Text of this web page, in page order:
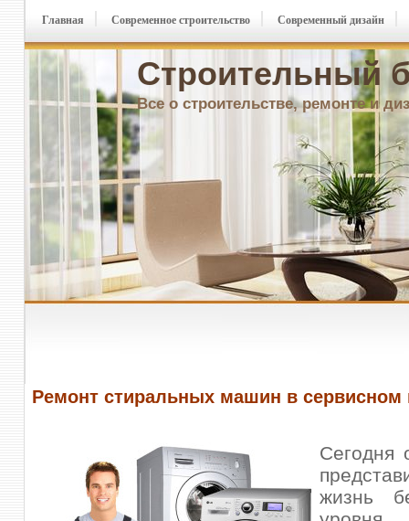
Строительный
Все о строительстве, ремонте и
Главная Современное строительство Современный дизайн
Ремонт стиральных машин в сервисном
Сегодня
жизнь